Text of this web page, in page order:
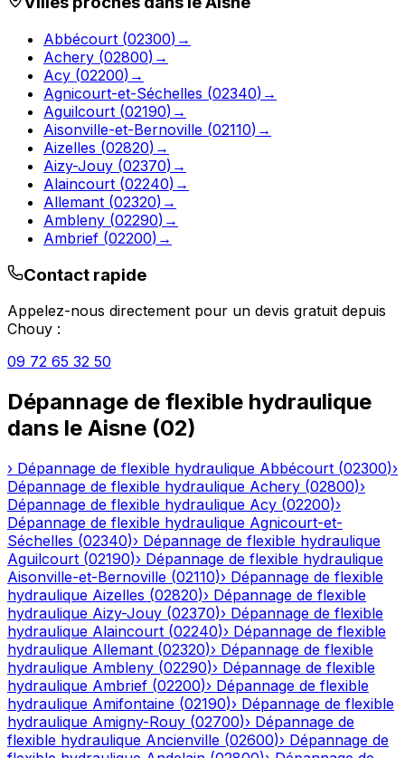
Abbécourt (02300) →
Achery (02800) →
Acy (02200) →
Agnicourt-et-Séchelles (02340) →
Aguilcourt (02190) →
Aisonville-et-Bernoville (02110) →
Aizelles (02820) →
Aizy-Jouy (02370) →
Alaincourt (02240) →
Allemant (02320) →
Ambleny (02290) →
Ambrief (02200) →
Contact rapide
Appelez-nous directement pour un devis gratuit depuis
Chouy :
09 72 65 32 50
Dépannage de flexible hydraulique
dans le Aisne (02)
› Dépannage de flexible hydraulique Abbécourt (02300)›
Dépannage de flexible hydraulique Achery (02800)›
Dépannage de flexible hydraulique Acy (02200)›
Dépannage de flexible hydraulique Agnicourt-et-
Séchelles (02340)› Dépannage de flexible hydraulique
Aguilcourt (02190)› Dépannage de flexible hydraulique
Aisonville-et-Bernoville (02110)› Dépannage de flexible
hydraulique Aizelles (02820)› Dépannage de flexible
hydraulique Aizy-Jouy (02370)› Dépannage de flexible
hydraulique Alaincourt (02240)› Dépannage de flexible
hydraulique Allemant (02320)› Dépannage de flexible
hydraulique Ambleny (02290)› Dépannage de flexible
hydraulique Ambrief (02200)› Dépannage de flexible
hydraulique Amifontaine (02190)› Dépannage de flexible
hydraulique Amigny-Rouy (02700)› Dépannage de
flexible hydraulique Ancienville (02600)› Dépannage de